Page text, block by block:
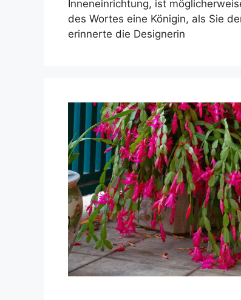
Inneneinrichtung, ist
des Wortes eine Königin, als Sie
erinnerte die Designerin